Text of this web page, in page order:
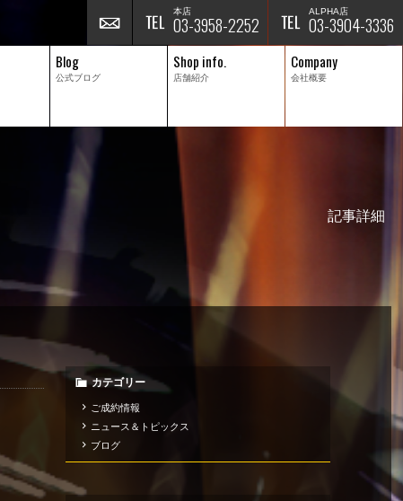
ALPHA店
03-3904-3336
本店
03-3958-2252
Blog
公式ブログ
Shop info.
店舗紹介
Company
会社概要
記事詳細
カテゴリー
ご成約情報
ニュース＆トピックス
ブログ